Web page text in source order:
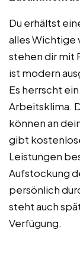
Du erhältst
alles Wichtige
stehen dir mit
ist modern
Es herrscht
Arbeitsklima.
können an
gibt
Leistungen
Aufstockung
persönlich
steht auch
Verfügung.